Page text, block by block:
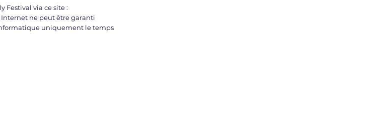
Festival via ce site :
Internet ne peut être garanti
uniquement le temps